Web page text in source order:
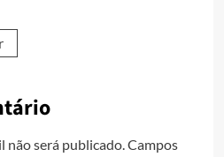
não será publicado.Campos